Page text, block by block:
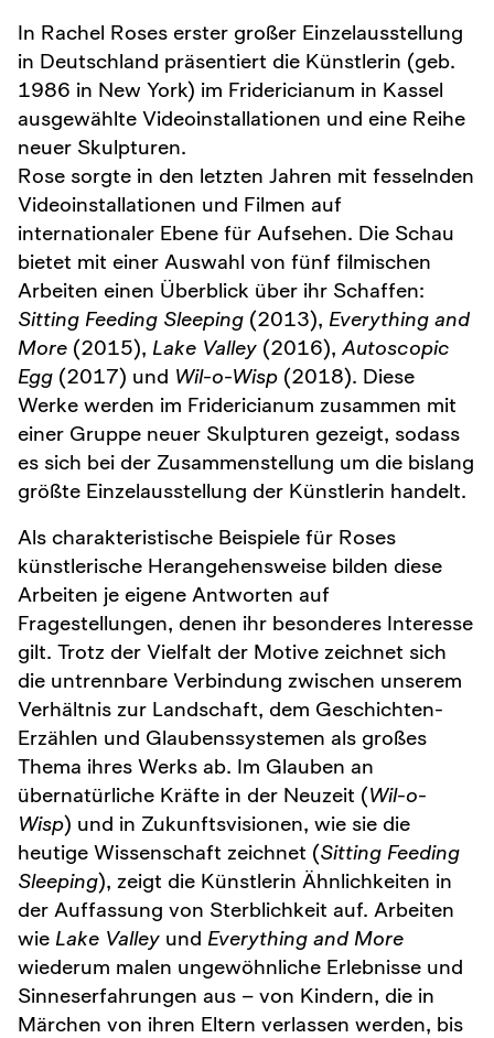
In Rachel Roses erster großer Einzelausstellung
in Deutschland präsentiert die Künstlerin (geb.
1986 in New York) im Fridericianum in Kassel
ausgewählte Videoinstallationen und eine Reihe
neuer Skulpturen.
Rose sorgte in den letzten Jahren mit fesselnden
Videoinstallationen und Filmen auf
internationaler Ebene für Aufsehen. Die Schau
bietet mit einer Auswahl von fünf filmischen
Arbeiten einen Überblick über ihr Schaffen:
Sitting Feeding Sleeping (2013), Everything and
More (2015), Lake Valley (2016), Autoscopic
Egg (2017) und Wil-o-Wisp (2018). Diese
Werke werden im Fridericianum zusammen mit
einer Gruppe neuer Skulpturen gezeigt, sodass
es sich bei der Zusammenstellung um die bislang
größte Einzelausstellung der Künstlerin handelt.
Als charakteristische Beispiele für Roses
künstlerische Herangehensweise bilden diese
Arbeiten je eigene Antworten auf
Fragestellungen, denen ihr besonderes Interesse
gilt. Trotz der Vielfalt der Motive zeichnet sich
die untrennbare Verbindung zwischen unserem
Verhältnis zur Landschaft, dem Geschichten-
Erzählen und Glaubenssystemen als großes
Thema ihres Werks ab. Im Glauben an
übernatürliche Kräfte in der Neuzeit (Wil-o-
Wisp) und in Zukunftsvisionen, wie sie die
heutige Wissenschaft zeichnet (Sitting Feeding
Sleeping), zeigt die Künstlerin Ähnlichkeiten in
der Auffassung von Sterblichkeit auf. Arbeiten
wie Lake Valley und Everything and More
wiederum malen ungewöhnliche Erlebnisse und
Sinneserfahrungen aus – von Kindern, die in
Märchen von ihren Eltern verlassen werden, bis